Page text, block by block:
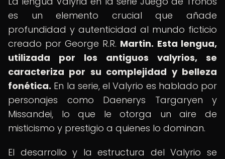
es un elemento crucial que añade
profundidad y autenticidad al mundo ficticio
creado por George R.R. Martin. Esta lengua,
utilizada por los antiguos valyrios, se
caracteriza por su complejidad y belleza
fonética. En la serie, el Valyrio es hablado por
personajes como Daenerys Targaryen y
Missandei, lo que le otorga un aire de
misticismo y prestigio a quienes lo dominan.
El desarrollo y la estructura del Valyrio se